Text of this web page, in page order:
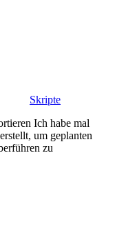
Skripte
Ich habe mal
um geplanten
zu